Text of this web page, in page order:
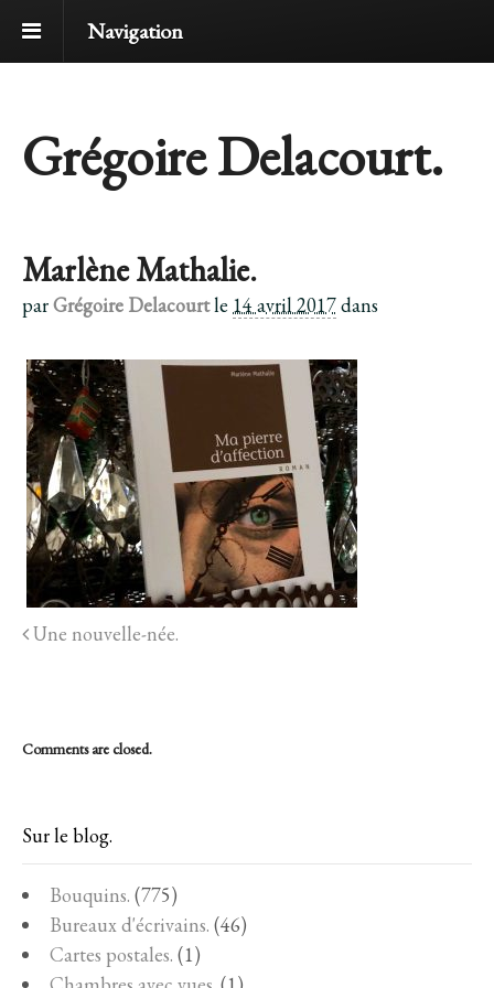
Navigation
Grégoire Delacourt.
Marlène Mathalie.
parGrégoire Delacourtle 14 avril 2017dans
Une nouvelle-née.
Comments are closed.
Sur le blog.
Bouquins. (775)
Bureaux d'écrivains. (46)
Cartes postales. (1)